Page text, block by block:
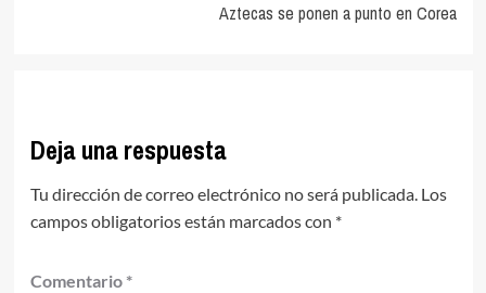
Aztecas se ponen a punto en Corea
Deja una respuesta
Tu dirección de correo electrónico no será publicada. Los
campos obligatorios están marcados con *
Comentario *